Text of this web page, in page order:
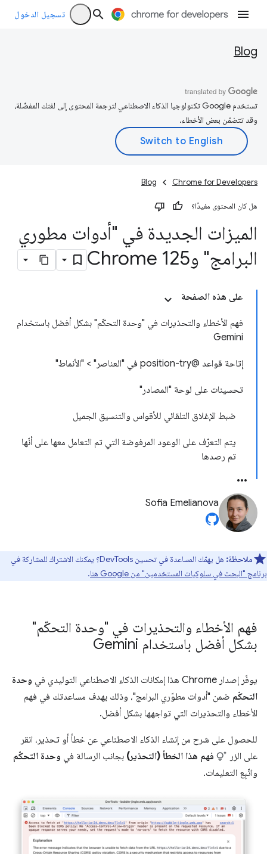
تسجيل الدخول
Blog
تستخدم Google تكنولوجيا الذكاء الاصطناعي لترجمة المحتوى إلى لغتك المفضّلة،
وقد تتضمّن بعض الأخطاء.
Chrome for Developers
Blog
هل كان المحتوى مفيدًا؟
الميزات الجديدة في "أدوات مطوري
البرامج" وChrome 125
على هذه الصفحة
فهم الأخطاء والتحذيرات في "وحدة التحكّم" بشكل أفضل باستخدام
Gemini
إتاحة قواعد @position-try في "العناصر" > "الأنماط"
تحسينات على لوحة "المصادر"
ضبط الإغلاق التلقائي للأقواس والتنسيق الجميل
يتم التعرّف على الوعود المرفوضة التي تم التعامل معها على أنّها
تم رصدها
Sofia Emelianova
ملاحظة: هل يهمّك المساعدة في تحسين DevTools؟ يمكنك الاشتراك للمشاركة في
برنامج "البحث في سلوكيات المستخدمين" من Google هنا
.
فهم الأخطاء والتحذيرات في "وحدة التحكّم"
بشكل أفضل باستخدام Gemini
يوفّر إصدار Chrome هذا إمكانات الذكاء الاصطناعي التوليدي في
وحدة
التحكّم ضمن "أدوات مطوّري البرامج"، وذلك بهدف مساعدتك في فهم
الأخطاء والتحذيرات التي تواجهها بشكل أفضل.
للحصول على شرح من إنشاء الذكاء الاصطناعي عن خطأ أو تحذير، انقر
على الزر
فهم هذا الخطأ (التحذير) بجانب الرسالة في وحدة التحكّم
واتّبِع التعليمات.